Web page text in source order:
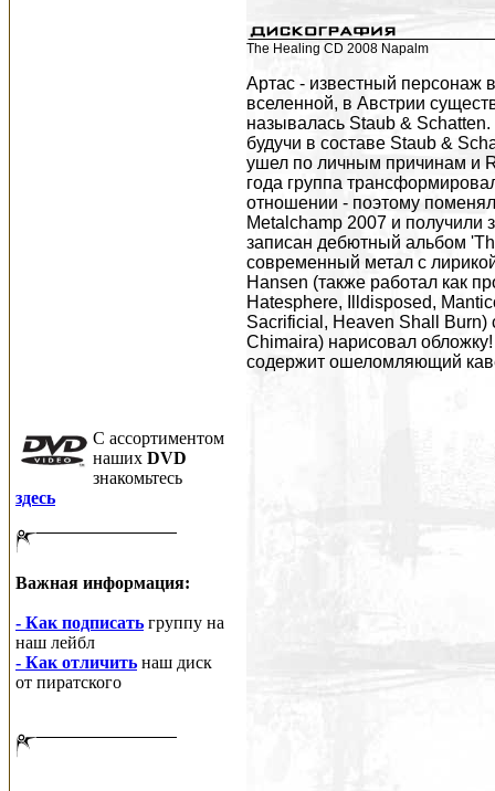
C ассортиментом
наших DVD
знакомьтесь
здесь
Важная информация:
- Как подписать группу на
наш лейбл
- Как отличить наш диск
от пиратского
The Healing CD 2008 Napalm
Артас - известный персонаж
вселенной, в Австрии
называлась Staub &
будучи в составе Staub &
ушел по личным причинам и
года группа
отношении - поэтому
Metalchamp 2007 и получили
записан дебютный альбом
современный метал с
Hansen (также работал как
Hatesphere, Illdisposed,
Sacrificial, Heaven Shall Burn)
Chimaira) нарисовал
содержит ошеломляющий